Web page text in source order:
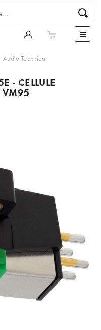
Audio Technica
- CELLULE
VM95